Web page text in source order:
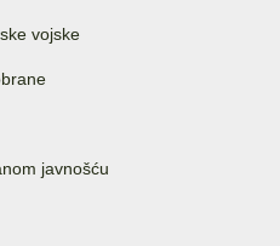
vojske
javnošću